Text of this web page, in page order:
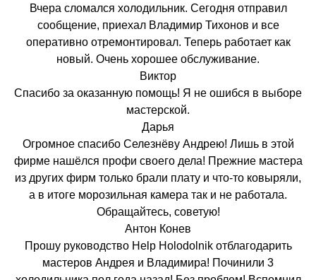
Вчера сломался холодильник. Сегодня отправил
сообщение, приехал Владимир Тихонов и все
оперативно отремонтировал. Теперь работает как
новый. Очень хорошее обслуживание.
Виктор
Спасибо за оказанную помощь! Я не ошибся в выборе
мастерской.
Дарья
Огромное спасибо Селезнёву Андрею! Лишь в этой
фирме нашёлся профи своего дела! Прежние мастера
из других фирм только брали плату и что-то ковыряли,
а в итоге морозильная камера так и не работала.
Обращайтесь, советую!
Антон Конев
Прошу руководство Help Holodolnik отблагодарить
мастеров Андрея и Владимира! Починили 3